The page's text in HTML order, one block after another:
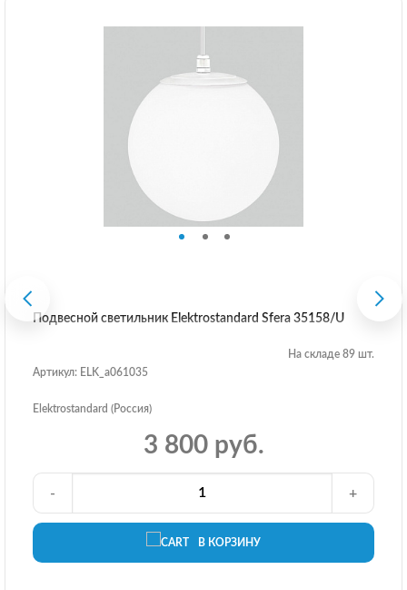
Подвесной светильник Elektrostandard Sfera 35158/U
На складе 89 шт.
Артикул: ELK_a061035
Elektrostandard (Россия)
3 800 руб.
В КОРЗИНУ
- +